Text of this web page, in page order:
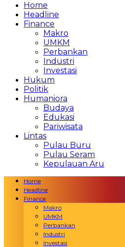
Home
Headline
Finance
Makro
UMKM
Perbankan
Industri
Investasi
Hukum
Politik
Humaniora
Budaya
Edukasi
Pariwisata
Lintas
Pulau Buru
Pulau Seram
Kepulauan Aru
Home
Headline
Finance
Makro
UMKM
Perbankan
Industri
Investasi